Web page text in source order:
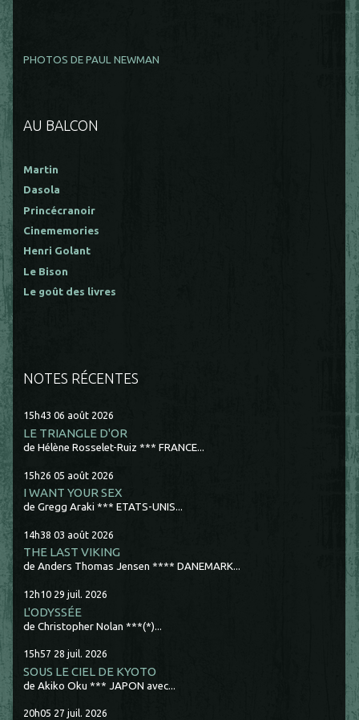
PHOTOS DE PAUL NEWMAN
AU BALCON
Martin
Dasola
Princécranoir
Cinememories
Henri Golant
Le Bison
Le goût des livres
NOTES RÉCENTES
15h43 06 août 2026
LE TRIANGLE D'OR
de Hélène Rosselet-Ruiz *** FRANCE...
15h26 05 août 2026
I WANT YOUR SEX
de Gregg Araki *** ETATS-UNIS...
14h38 03 août 2026
THE LAST VIKING
de Anders Thomas Jensen **** DANEMARK...
12h10 29 juil. 2026
L'ODYSSÉE
de Christopher Nolan ***(*)...
15h57 28 juil. 2026
SOUS LE CIEL DE KYOTO
de Akiko Oku *** JAPON avec...
20h05 27 juil. 2026